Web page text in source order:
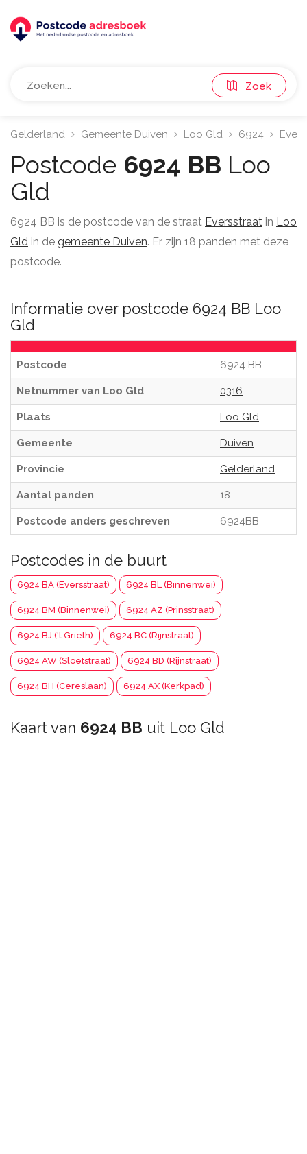
Zoek
Gelderland Gemeente Duiven Loo Gld 6924
Postcode 6924 BB Loo
Gld
6924 BB is de postcode van de straat Eversstraat in Loo
Gld in de gemeente Duiven. Er zijn 18 panden met deze
postcode.
Informatie over postcode 6924 BB Loo
Gld
Postcode 6924 BB
Netnummer van Loo Gld 0316
Plaats Loo Gld
Gemeente Duiven
Provincie Gelderland
Aantal panden 18
Postcode anders geschreven 6924BB
Postcodes in de buurt
6924 BA (Eversstraat) 6924 BL (Binnenwei)
6924 BM (Binnenwei) 6924 AZ (Prinsstraat)
6924 BJ ('t Grieth) 6924 BC (Rijnstraat)
6924 AW (Sloetstraat) 6924 BD (Rijnstraat)
6924 BH (Cereslaan) 6924 AX (Kerkpad)
Kaart van 6924 BB uit Loo Gld